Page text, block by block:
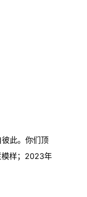
此。你们顶
模样；2023年